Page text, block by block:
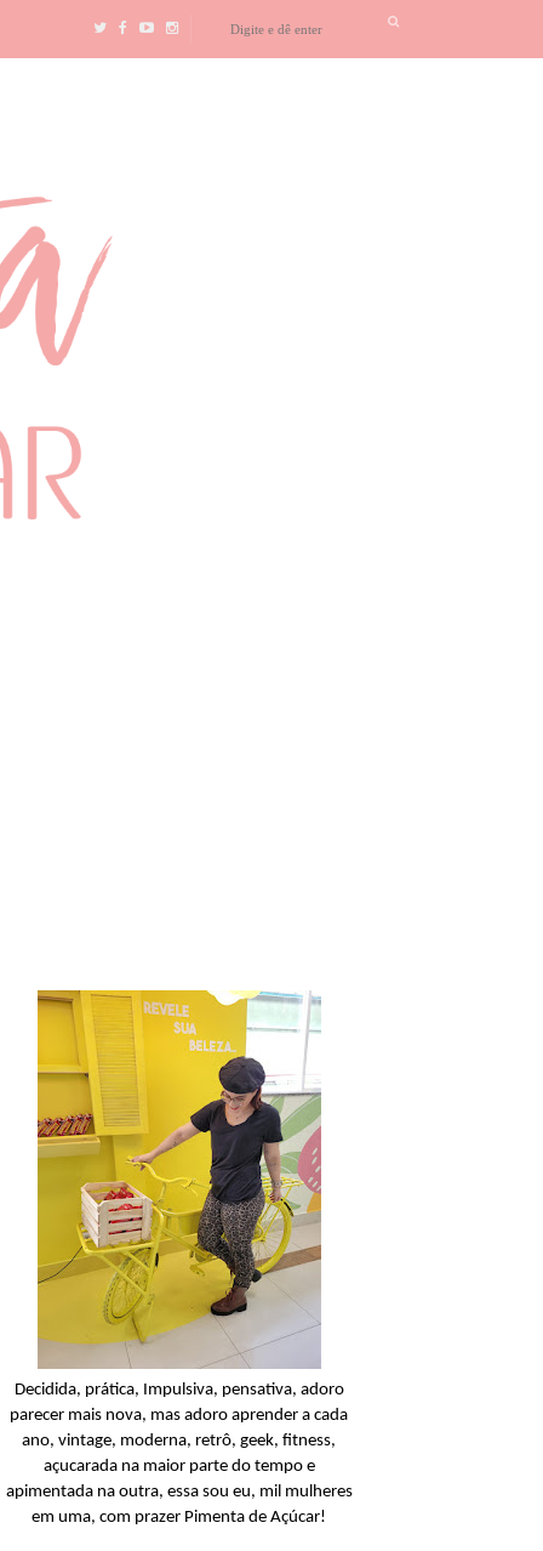
Condicionador
Açucarando: Shampoo
Condicionador Novex
Decidida, prática, Impulsiva, pensativa, adoro
parecer mais nova, mas adoro aprender a cada
ano, vintage, moderna, retrô, geek, fitness,
açucarada na maior parte do tempo e
apimentada na outra, essa sou eu, mil mulheres
em uma, com prazer Pimenta de Açúcar!